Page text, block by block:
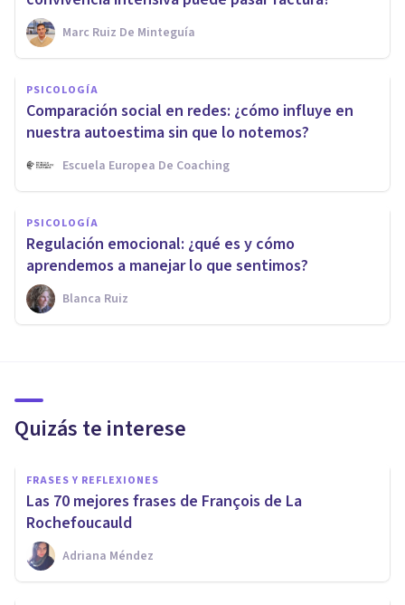
Marc Ruiz De Minteguía
PSICOLOGÍA
Comparación social en redes: ¿cómo influye en
nuestra autoestima sin que lo notemos?
Escuela Europea De Coaching
PSICOLOGÍA
Regulación emocional: ¿qué es y cómo
aprendemos a manejar lo que sentimos?
Blanca Ruiz
Quizás te interese
FRASES Y REFLEXIONES
Las 70 mejores frases de François de La
Rochefoucauld
Adriana Méndez